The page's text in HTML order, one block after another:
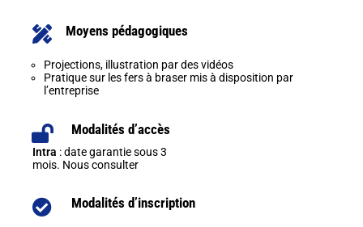
Moyens pédagogiques
Projections, illustration par des vidéos
Pratique sur les fers à braser mis à disposition par
l’entreprise
Modalités d’accès
Intra : date garantie sous 3
mois. Nous consulter
Modalités d’inscription